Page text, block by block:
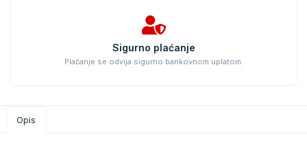
Sigurno plaćanje
Plaćanje se odvija sigurno bankovnom uplatom.
Opis